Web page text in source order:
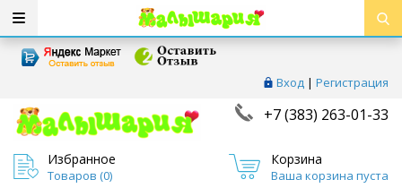
Вход | Регистрация
+7 (383) 263-01-33
Избранное
Товаров (0)
Корзина
Ваша корзина пуста